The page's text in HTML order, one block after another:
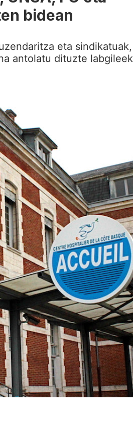
bidean
eta sindikatuak,
antolatu dituzte labgileek